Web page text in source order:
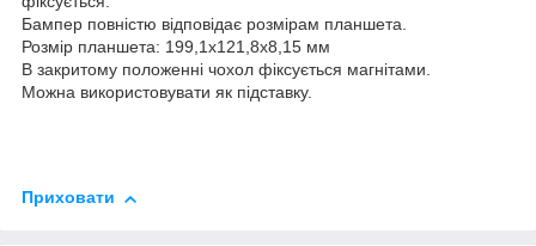
Бампер повністю відповідає розмірам планшета.
Розмір планшета: 199,1x121,8x8,15 мм
В закритому положенні чохол фіксується магнітами.
Можна використовувати як підставку.
Приховати